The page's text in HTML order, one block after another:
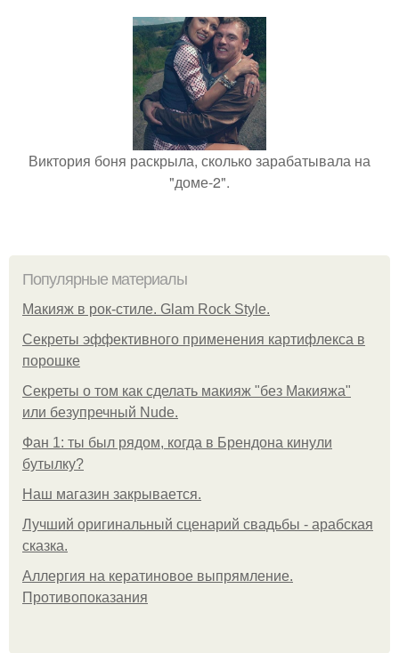
Виктория боня раскрыла, сколько зарабатывала на
"доме-2".
Популярные материалы
Макияж в рок-стиле. Glam Rock Style.
Секреты эффективного применения картифлекса в
порошке
Секреты о том как сделать макияж "без Макияжа"
или безупречный Nude.
Фан 1: ты был рядом, когда в Брендона кинули
бутылку?
Нaш магaзин зaкрывaeтся.
Лучший оригинальный сценарий свадьбы - арабская
сказка.
Аллергия на кератиновое выпрямление.
Противопоказания